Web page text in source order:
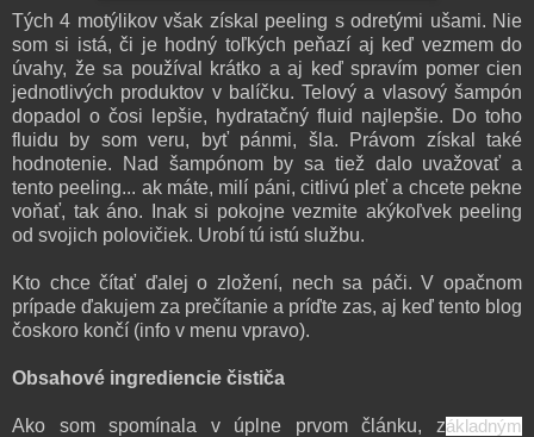
Tých 4 motýlikov však získal peeling s odretými ušami. Nie
som si istá, či je hodný toľkých peňazí aj keď vezmem do
úvahy, že sa používal krátko a aj keď spravím pomer cien
jednotlivých produktov v balíčku. Telový a vlasový šampón
dopadol o čosi lepšie, hydratačný fluid najlepšie. Do toho
fluidu by som veru, byť pánmi, šla. Právom získal také
hodnotenie. Nad šampónom by sa tiež dalo uvažovať a
tento peeling... ak máte, milí páni, citlivú pleť a chcete pekne
voňať, tak áno. Inak si pokojne vezmite akýkoľvek peeling
od svojich polovičiek. Urobí tú istú službu.
Kto chce čítať ďalej o zložení, nech sa páči. V opačnom
prípade ďakujem za prečítanie a príďte zas, aj keď tento blog
čoskoro končí (info v menu vpravo).
Obsahové ingrediencie čističa
Ako som spomínala v úplne prvom článku, základným